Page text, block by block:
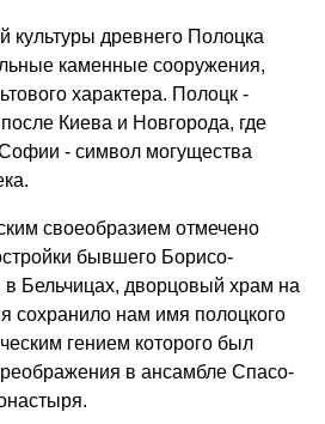
культуры древнего Полоцка
каменные сооружения,
характера. Полоцк -
Киева и Новгорода, где
- символ могущества
своеобразием отмечено
бывшего Борисо-
в Бельчицах, дворцовый храм на
сохранило нам имя полоцкого
гением которого был
в ансамбле Спасо-